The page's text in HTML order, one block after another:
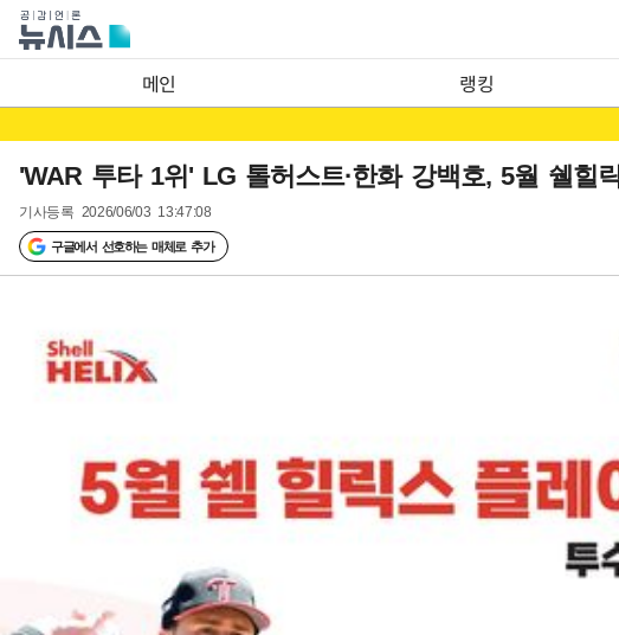
메인 랭킹
'WAR 투타 1위' LG 톨허스트·한화 강백호, 5월 쉘힐
기사등록 2026/06/03 13:47:08
구글에서 선호하는 매체로 추가